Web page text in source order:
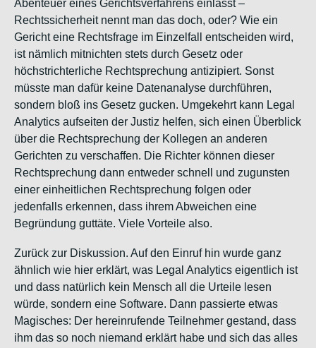
Abenteuer eines Gerichtsverfahrens einlässt –
Rechtssicherheit nennt man das doch, oder? Wie ein
Gericht eine Rechtsfrage im Einzelfall entscheiden wird,
ist nämlich mitnichten stets durch Gesetz oder
höchstrichterliche Rechtsprechung antizipiert. Sonst
müsste man dafür keine Datenanalyse durchführen,
sondern bloß ins Gesetz gucken. Umgekehrt kann Legal
Analytics aufseiten der Justiz helfen, sich einen Überblick
über die Rechtsprechung der Kollegen an anderen
Gerichten zu verschaffen. Die Richter können dieser
Rechtsprechung dann entweder schnell und zugunsten
einer einheitlichen Rechtsprechung folgen oder
jedenfalls erkennen, dass ihrem Abweichen eine
Begründung guttäte. Viele Vorteile also.
Zurück zur Diskussion. Auf den Einruf hin wurde ganz
ähnlich wie hier erklärt, was Legal Analytics eigentlich ist
und dass natürlich kein Mensch all die Urteile lesen
würde, sondern eine Software. Dann passierte etwas
Magisches: Der hereinrufende Teilnehmer gestand, dass
ihm das so noch niemand erklärt habe und sich das alles